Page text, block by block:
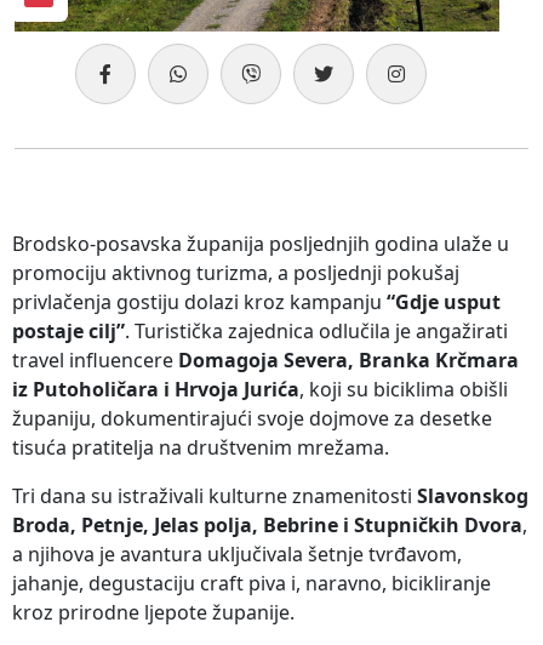
Brodsko-posavska županija posljednjih godina ulaže u
promociju aktivnog turizma, a posljednji pokušaj
privlačenja gostiju dolazi kroz kampanju “Gdje usput
postaje cilj”. Turistička zajednica odlučila je angažirati
travel influencere Domagoja Severa, Branka Krčmara
iz Putoholičara i Hrvoja Jurića, koji su biciklima obišli
županiju, dokumentirajući svoje dojmove za desetke
tisuća pratitelja na društvenim mrežama.
Tri dana su istraživali kulturne znamenitosti Slavonskog
Broda, Petnje, Jelas polja, Bebrine i Stupničkih Dvora,
a njihova je avantura uključivala šetnje tvrđavom,
jahanje, degustaciju craft piva i, naravno, bicikliranje
kroz prirodne ljepote županije.